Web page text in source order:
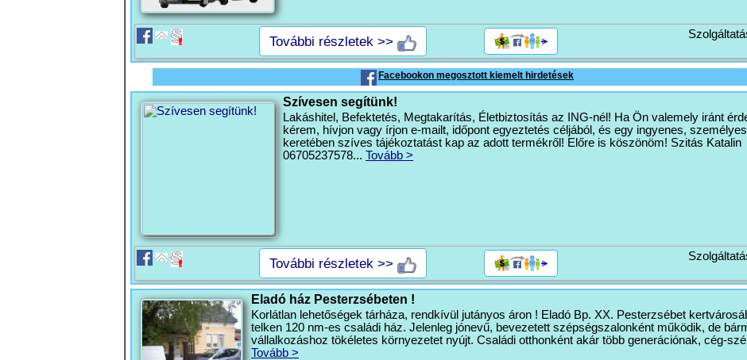
További részletek >>
Facebookon megosztott kiemelt hirdetések
Szívesen segítünk!
Lakáshitel, Befektetés, Megtakarítás, Életbiztosítás az ING-nél! Ha Ön valemely iránt
kérem, hívjon vagy írjon e-mailt, időpont egyeztetés céljából, és egy ingyenes,
keretében szíves tájékoztatást kap az adott termékről! Előre is köszönöm! Szitás Katalin
06705237578... Tovább >
További részletek >>
Eladó ház Pesterzsébeten !
Korlátlan lehetőségek tárháza, rendkívül jutányos áron ! Eladó Bp. XX. Pesterzsébet
telken 120 nm-es családi ház. Jelenleg jónevű, bevezetett szépségszalonként működik, de
vállalkozáshoz tökéletes környezetet nyújt. Családi otthonként akár több generációnak, cég-
Tovább >